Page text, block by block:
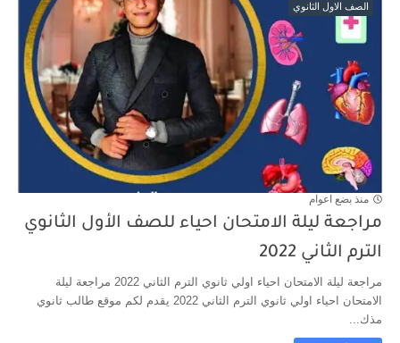
الصف الاول الثانوي
منذ بضع اعوام
مراجعة ليلة الامتحان احياء للصف الأول الثانوي
الترم الثاني 2022
مراجعة ليلة الامتحان احياء اولي ثانوي الترم الثاني 2022 مراجعة ليلة
الامتحان احياء اولي ثانوي الترم الثاني 2022 يقدم لكم موقع طالب ثانوي
مذك...